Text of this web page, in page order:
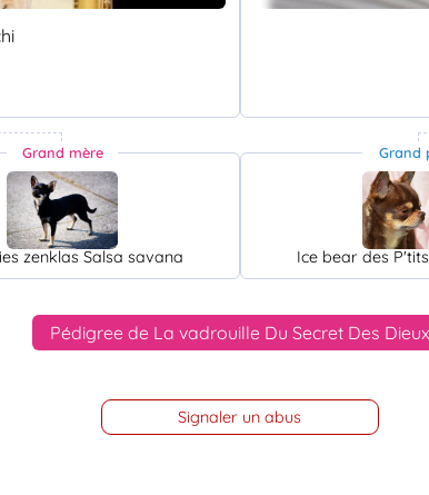
Grand mère
zenklas Salsa savana
Grand
Ice bear des
Pédigree de La vadrouille Du Secret Des Dieux
Signaler un abus